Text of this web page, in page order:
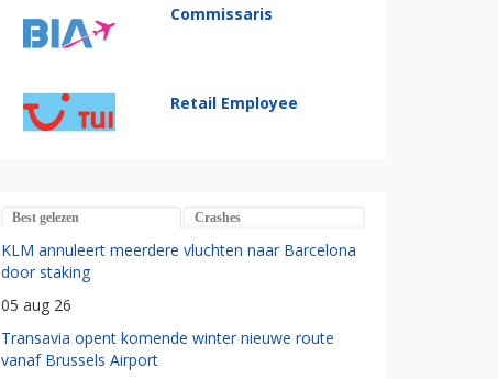
Commissaris
Retail Employee
Best gelezen Crashes
KLM annuleert meerdere vluchten naar Barcelona
door staking
05 aug 26
Transavia opent komende winter nieuwe route
vanaf Brussels Airport